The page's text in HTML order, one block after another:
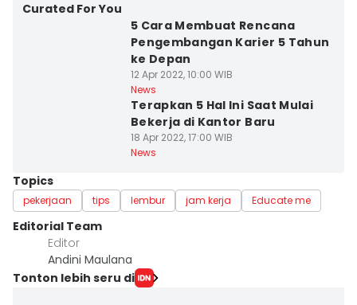
Curated For You
5 Cara Membuat Rencana
Pengembangan Karier 5 Tahun
ke Depan
12 Apr 2022, 10:00 WIB
News
Terapkan 5 Hal Ini Saat Mulai
Bekerja di Kantor Baru
18 Apr 2022, 17:00 WIB
News
Topics
pekerjaan tips lembur jam kerja Educate me
Editorial Team
Editor
Andini Maulana
Tonton lebih seru di